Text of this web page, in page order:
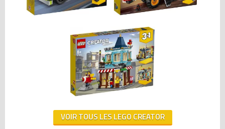
VOIR TOUS LES LEGO CREATOR